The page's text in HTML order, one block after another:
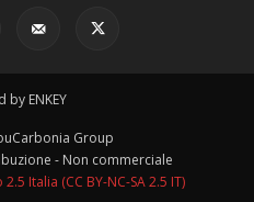
by ENKEY
Group
- Non commerciale
Italia (CC BY-NC-SA 2.5 IT)